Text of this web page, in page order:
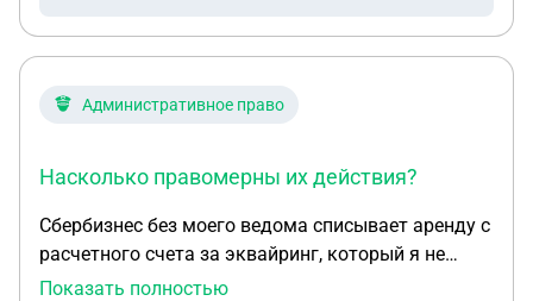
права у меня, ответьте пожалуйста, спасибо
Административное право
Насколько правомерны их действия?
Сбербизнес без моего ведома списывает аренду с
расчетного счета за эквайринг, который я не
оформляла, договор не подписывала. У меня есть
Показать полностью